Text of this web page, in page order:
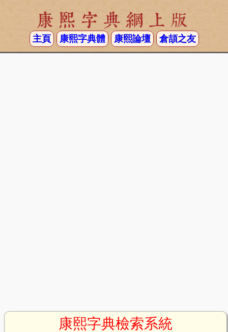
康熙字典網上版
主頁 康熙字典體 康熙論壇 倉頡之友
康熙字典檢索系統